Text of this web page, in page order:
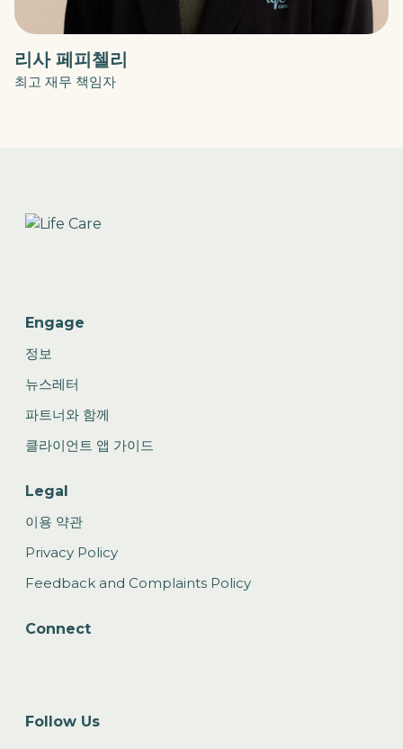
리사 페피첼리
최고 재무 책임자
Engage
정보
뉴스레터
파트너와 함께
클라이언트 앱 가이드
Legal
이용 약관
Privacy Policy
Feedback and Complaints Policy
Connect
Follow Us